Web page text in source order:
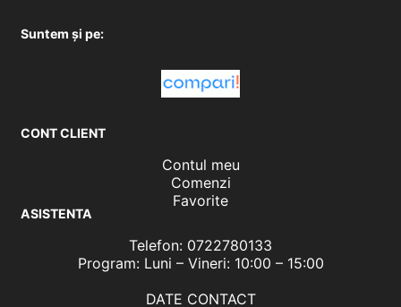
Suntem și pe:
CONT CLIENT
Contul meu
Comenzi
Favorite
ASISTENTA
Telefon: 0722780133
Program: Luni – Vineri: 10:00 – 15:00
DATE CONTACT